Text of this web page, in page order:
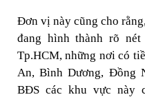
Đơn vị này cũng cho
đang hình thành rõ
Tp.HCM, những nơi có
An, Bình Dương, Đồng
BĐS các khu vực này